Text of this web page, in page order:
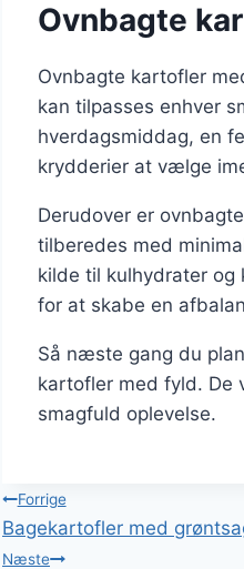
Ovnbagte
Ovnbagte kartofler
kan tilpasses enhver
hverdagsmiddag, en
krydderier at vælge
Derudover er
tilberedes med
kilde til kulhydrater og
for at skabe en
Så næste gang du
kartofler med fyld. De
smagfuld oplevelse.
Forrige
Bagekartofler med
Næste